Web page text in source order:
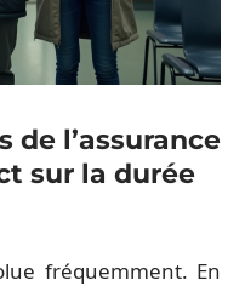
de l’assurance
sur la durée
fréquemment. En